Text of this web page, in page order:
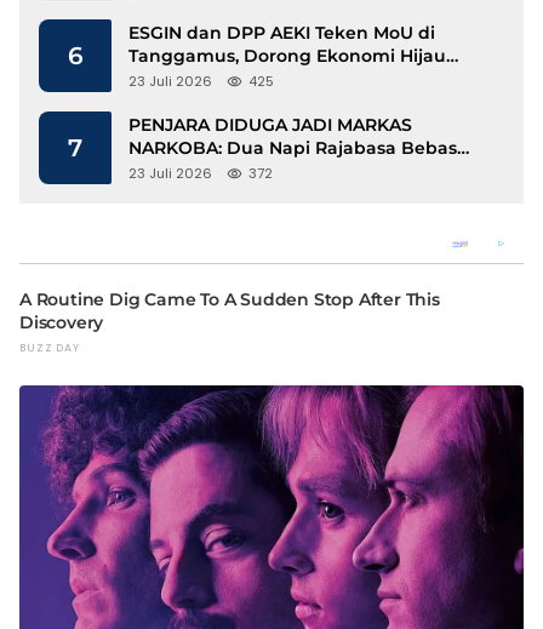
6
ESGIN dan DPP AEKI Teken MoU di
Tanggamus, Dorong Ekonomi Hijau
Berbasis Kopi dan Perdagangan Karbon
23 Juli 2026 425
7
PENJARA DIDUGA JADI MARKAS
NARKOBA: Dua Napi Rajabasa Bebas
Gunakan HP, Muncul Dugaan
23 Juli 2026 372